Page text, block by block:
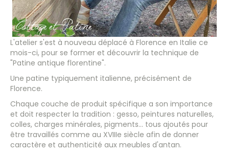
L'atelier s'est à nouveau déplacé à Florence en Italie ce
mois-ci, pour se former et découvrir la technique de
"Patine antique florentine".
Une patine typiquement italienne, précisément de
Florence.
Chaque couche de produit spécifique a son importance
et doit respecter la tradition : gesso, peintures naturelles,
colles, charges minérales, pigments... tous ajoutés pour
être travaillés comme au XVIIIe siècle afin de donner
caractère et authenticité aux meubles d'antan.